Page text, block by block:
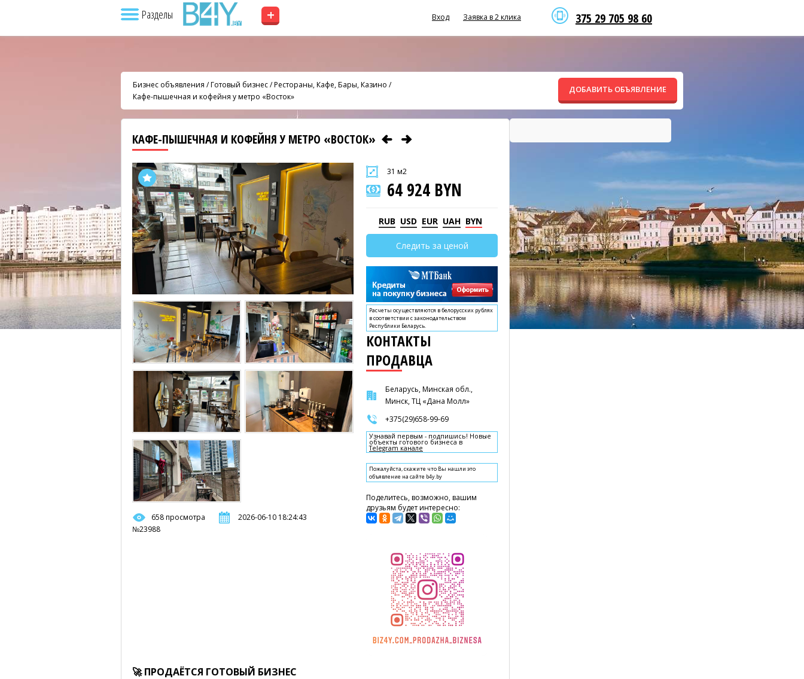
Разделы + 375 29 705 98 60
Вход Заявка в 2 клика
Бизнес объявления /Готовый бизнес/Рестораны, Кафе, Бары, Казино /
Кафе-пышечная и кофейня у метро «Восток»
ДОБАВИТЬ ОБЪЯВЛЕНИЕ
КАФЕ-ПЫШЕЧНАЯ И КОФЕЙНЯ У МЕТРО «ВОСТОК»
658 просмотра
2026-06-10 18:24:43
№23988
31 м2
64 924 BYN
RUB USD EUR UAH BYN
Следить за ценой
Расчеты осуществляются в белорусских рублях
в соответствии с законодательством
Республики Беларусь.
КОНТАКТЫ
ПРОДАВЦА
Беларусь, Минская обл.,
Минск, ТЦ «Дана Молл»
+375(29)658-99-69
Узнавай первым - подпишись! Новые
объекты готового бизнеса в
Telegram канале
Пожалуйста, скажите что Вы нашли это
объявление на сайте b4y.by
Поделитесь, возможно, вашим
друзьям будет интересно:
🚀 ПРОДАЁТСЯ ГОТОВЫЙ БИЗНЕС